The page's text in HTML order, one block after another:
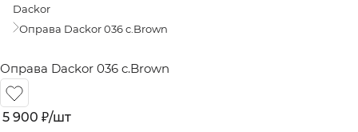
Dackor
Оправа Dackor 036 c.Brown
Оправа Dackor 036 c.Brown
5 900 ₽/шт